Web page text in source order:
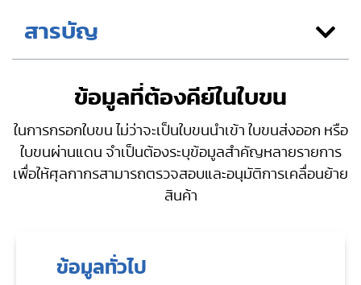
สารบัญ
ข้อมูลที่ต้องคีย์ในใบขน
ในการกรอกใบขน ไม่ว่าจะเป็นใบขนนำเข้า ใบขนส่งออก หรือ
ใบขนผ่านแดน จำเป็นต้องระบุข้อมูลสำคัญหลายรายการ
เพื่อให้ศุลกากรสามารถตรวจสอบและอนุมัติการเคลื่อนย้าย
สินค้า
ข้อมูลทั่วไป